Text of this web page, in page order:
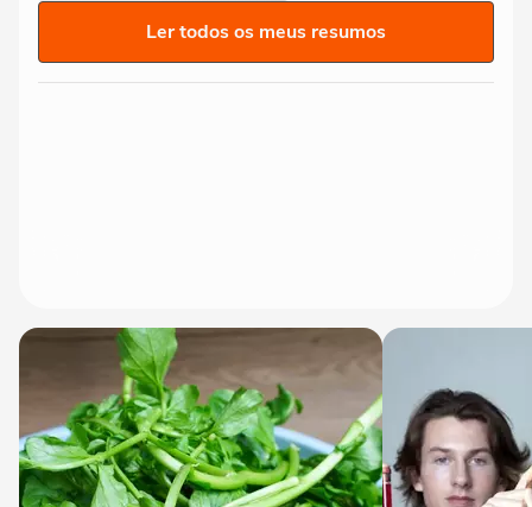
Ler todos os meus resumos